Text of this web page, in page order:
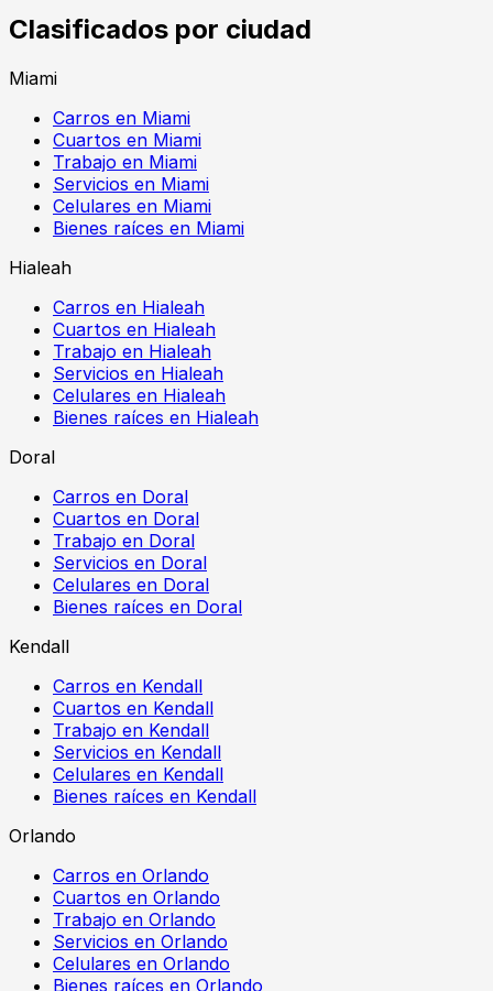
Clasificados por ciudad
Miami
Carros en Miami
Cuartos en Miami
Trabajo en Miami
Servicios en Miami
Celulares en Miami
Bienes raíces en Miami
Hialeah
Carros en Hialeah
Cuartos en Hialeah
Trabajo en Hialeah
Servicios en Hialeah
Celulares en Hialeah
Bienes raíces en Hialeah
Doral
Carros en Doral
Cuartos en Doral
Trabajo en Doral
Servicios en Doral
Celulares en Doral
Bienes raíces en Doral
Kendall
Carros en Kendall
Cuartos en Kendall
Trabajo en Kendall
Servicios en Kendall
Celulares en Kendall
Bienes raíces en Kendall
Orlando
Carros en Orlando
Cuartos en Orlando
Trabajo en Orlando
Servicios en Orlando
Celulares en Orlando
Bienes raíces en Orlando